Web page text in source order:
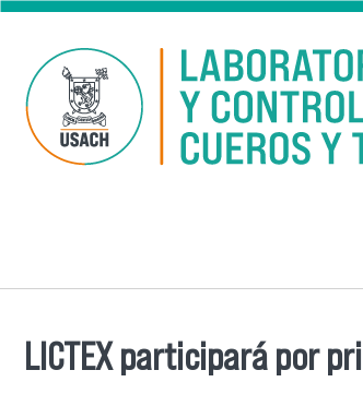
Pasar al contenido principal
Se encuentra usted aquí
LICTEX participará por